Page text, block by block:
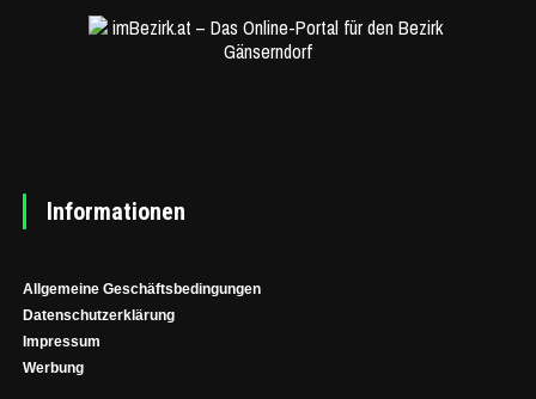
Informationen
Allgemeine Geschäftsbedingungen
Datenschutzerklärung
Impressum
Werbung